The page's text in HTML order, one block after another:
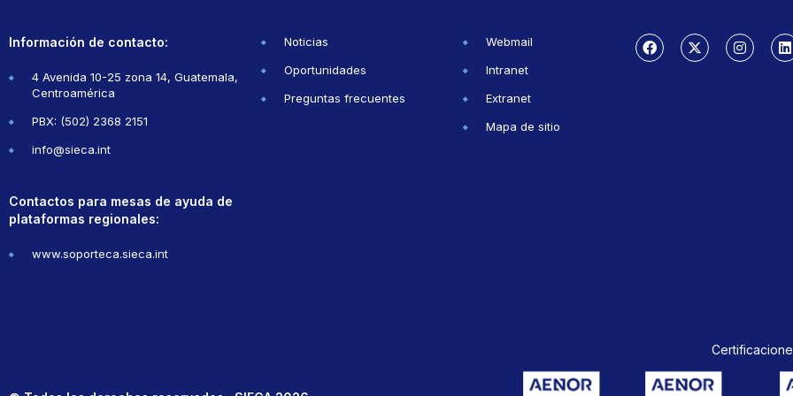
Información de contacto:
4 Avenida 10-25 zona 14, Guatemala,
Centroamérica
PBX: (502) 2368 2151
info@sieca.int
Contactos para mesas de ayuda de
plataformas regionales:
www.soporteca.sieca.int
Noticias
Oportunidades
Preguntas frecuentes
Webmail
Intranet
Extranet
Mapa de sitio